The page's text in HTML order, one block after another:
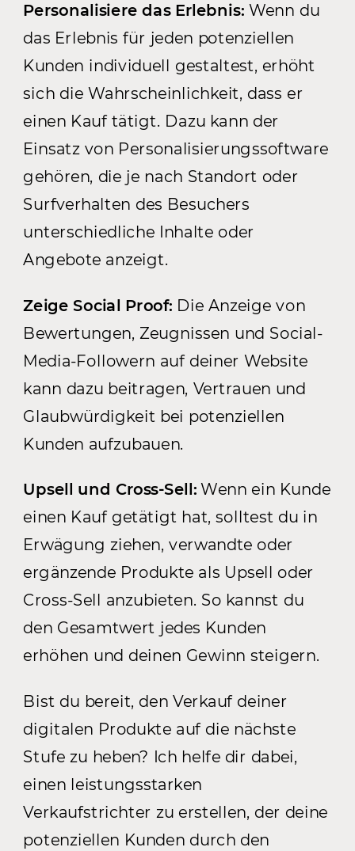
Personalisiere das Erlebnis: Wenn du
das Erlebnis für jeden potenziellen
Kunden individuell gestaltest, erhöht
sich die Wahrscheinlichkeit, dass er
einen Kauf tätigt. Dazu kann der
Einsatz von Personalisierungssoftware
gehören, die je nach Standort oder
Surfverhalten des Besuchers
unterschiedliche Inhalte oder
Angebote anzeigt.
Zeige Social Proof: Die Anzeige von
Bewertungen, Zeugnissen und Social-
Media-Followern auf deiner Website
kann dazu beitragen, Vertrauen und
Glaubwürdigkeit bei potenziellen
Kunden aufzubauen.
Upsell und Cross-Sell:Wenn ein Kunde
einen Kauf getätigt hat, solltest du in
Erwägung ziehen, verwandte oder
ergänzende Produkte als Upsell oder
Cross-Sell anzubieten. So kannst du
den Gesamtwert jedes Kunden
erhöhen und deinen Gewinn steigern.
Bist du bereit, den Verkauf deiner
digitalen Produkte auf die nächste
Stufe zu heben? Ich helfe dir dabei,
einen leistungsstarken
Verkaufstrichter zu erstellen, der deine
potenziellen Kunden durch den